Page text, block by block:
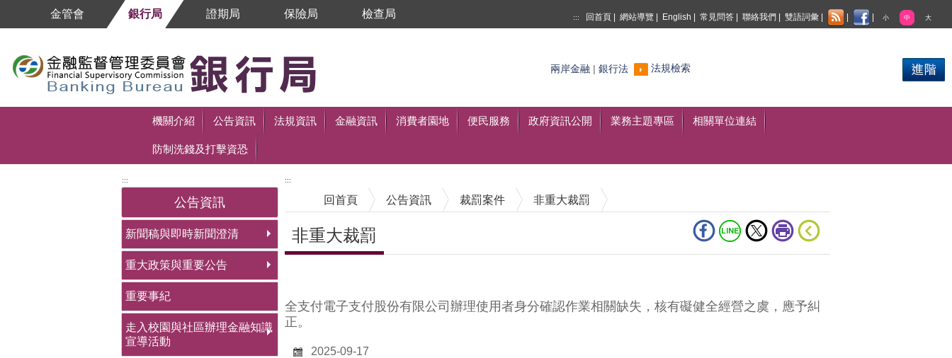
跳到主要內容區塊
金管會 銀行局 證期局 保險局 檢查局 ::: 回首頁 網站導覽 English 常見問答 聯絡我們 雙語詞彙 小 中 大
搜尋
兩岸金融 銀行法 法規檢索
機關介紹 公告資訊 法規資訊 金融資訊 消費者園地 便民服務 政府資訊公開 業務主題專區 相關單位連結
防制洗錢及打擊資恐
:::
公告資訊
新聞稿與即時新聞澄清
重大政策與重要公告
重要事紀
走入校園與社區辦理金融知識
宣導活動
:::
回首頁 公告資訊 裁罰案件 非重大裁罰
非重大裁罰
全支付電子支付股份有限公司辦理使用者身分確認作業相關缺失，核有礙健全經營之虞，應予糾
正。
2025-09-17